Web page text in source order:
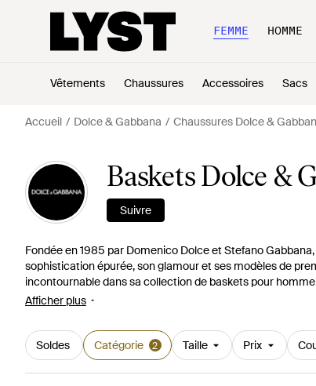
FEMME HOMME
Vêtements Chaussures Accessoires Sacs
Accueil Dolce & Gabbana Chaussures Dolce &
Baskets Dolce &
Suivre
Fondée en 1985 par Domenico Dolce et Stefano
sophistication épurée, son glamour et ses modèles de
incontournable dans sa collection de baskets pour
choix. Des styles simples et classiques ont été remis au
Afficher plus
Soldes Catégorie 2 Taille Prix